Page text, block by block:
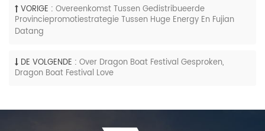
VORIGE : Overeenkomst Tussen Gedistribueerde
Provinciepromotiestrategie Tussen Huge Energy En Fujian
Datang
DE VOLGENDE : Over Dragon Boat Festival Gesproken,
Dragon Boat Festival Love